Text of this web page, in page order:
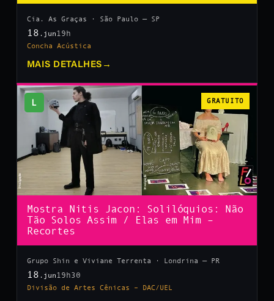
Cia. As Graças · São Paulo — SP
18 .jun 19h
Concha Acústica
MAIS DETALHES →
L GRATUITO
Mostra Nitis Jacon: Solilóquios: Não
Tão Solos Assim / Elas em Mim –
Recortes
Grupo Shin e Viviane Terrenta · Londrina — PR
18 .jun 19h30
Divisão de Artes Cênicas – DAC/UEL